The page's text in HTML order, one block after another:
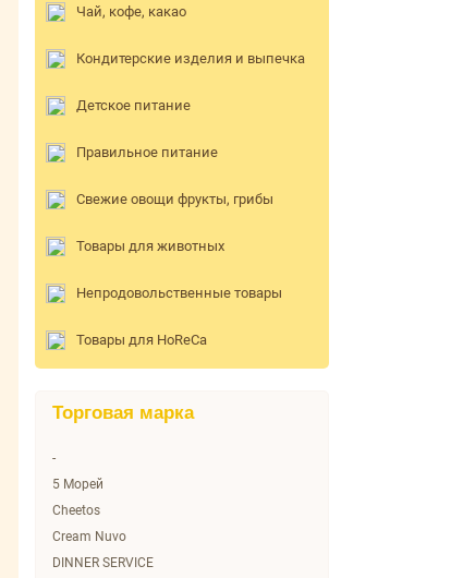
Чай, кофе, какао
Кондитерские изделия и выпечка
Детское питание
Правильное питание
Свежие овощи фрукты, грибы
Товары для животных
Непродовольственные товары
Товары для HoReCa
Торговая марка
-
5 Морей
Cheetos
Cream Nuvo
DINNER SERVICE